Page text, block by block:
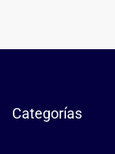
Categorías